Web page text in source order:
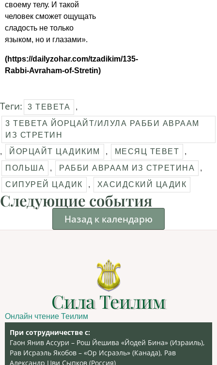
своему телу. И такой
человек сможет ощущать
сладость не только
языком, но и глазами».
(https://dailyzohar.com/tzadikim/135-
Rabbi-Avraham-of-Stretin)
Теги: 3 ТЕВЕТА
,
3 ТЕВЕТА ЙОРЦАЙТ/ИЛУЛА РАББИ АВРААМ
ИЗ СТРЕТИН
,
ЙОРЦАЙТ ЦАДИКИМ , МЕСЯЦ ТЕВЕТ
,
ПОЛЬША
, РАББИ АВРААМ ИЗ СТРЕТИНА
,
СИПУРЕЙ ЦАДИК
, ХАСИДСКИЙ ЦАДИК
Следующие события
Назад к календарю
Сила Теилим
Онлайн чтение Теилим
При сотрудничестве с:
Гаон Янив Ассури – Рош Йешива «Йодей Бина» (Израиль),
Рав Исраэль Якобов – «Ор Исраэль» (Канада), Рав
Александр Цви Сыпков (Россия)